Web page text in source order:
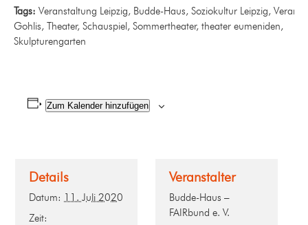
Tags: Veranstaltung Leipzig, Budde-Haus, Soziokultur Leipzig,
Gohlis, Theater, Schauspiel, Sommertheater, theater eumeniden,
Skulpturengarten
Zum Kalender hinzufügen
Details
Datum: 11. Juli 2020
Zeit:
Veranstalter
Budde-Haus –
FAIRbund e. V.